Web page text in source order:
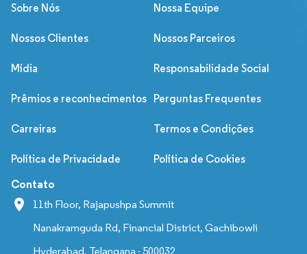
Sobre Nós
Nossa Equipe
Nossos Clientes Nossos Parceiros
Mídia Responsabilidade Social
Prêmios e reconhecimentos Perguntas Frequentes
Carreiras Termos e Condições
Política de Privacidade Política de Cookies
Contato
11th Floor, Rajapushpa Summit
Nanakramguda Rd, Financial District, Gachibowli
Hyderabad, Telangana - 500032